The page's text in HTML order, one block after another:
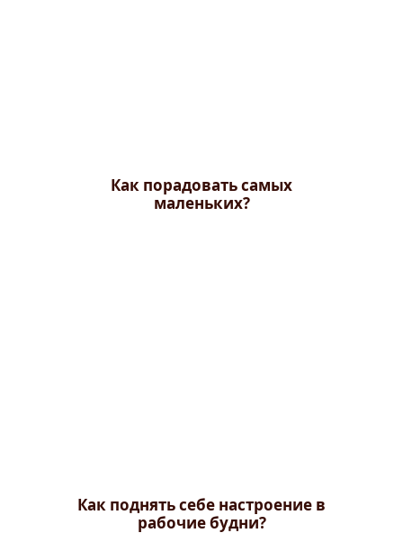
Как порадовать самых
маленьких?
Как поднять себе настроение в
рабочие будни?